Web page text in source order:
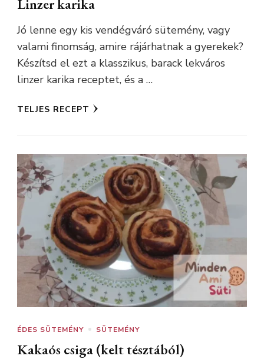
Linzer karika
Jó lenne egy kis vendégváró sütemény, vagy
valami finomság, amire rájárhatnak a gyerekek?
Készítsd el ezt a klasszikus, barack lekváros
linzer karika receptet, és a …
TELJES RECEPT
ÉDES SÜTEMÉNY SÜTEMÉNY
Kakaós csiga (kelt tésztából)